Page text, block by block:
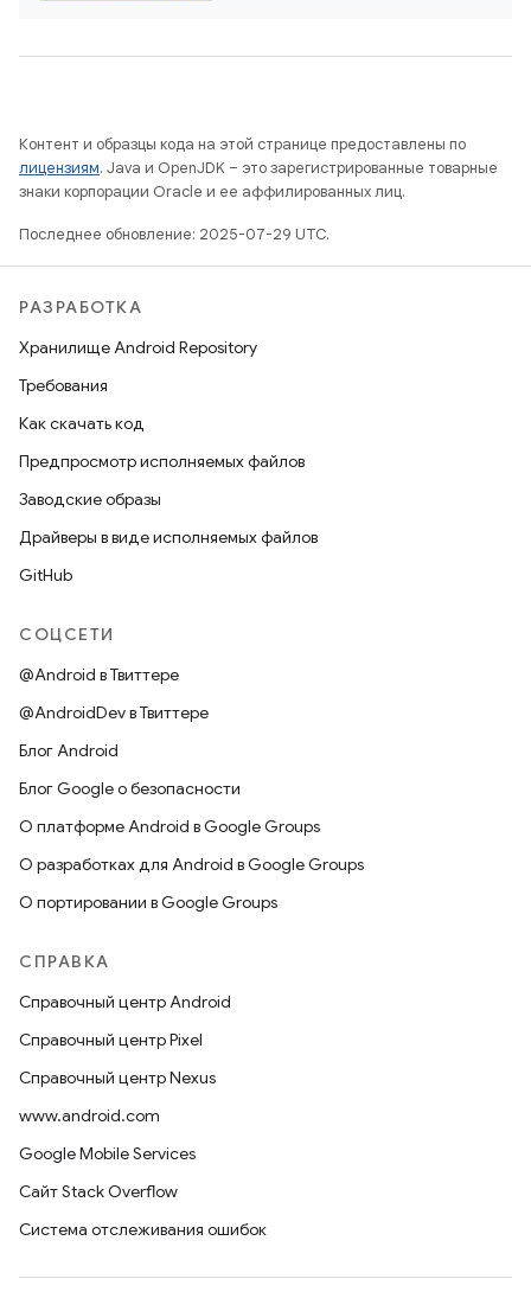
Контент и образцы кода на этой странице предоставлены по
лицензиям. Java и OpenJDK – это зарегистрированные товарные
знаки корпорации Oracle и ее аффилированных лиц.
Последнее обновление: 2025-07-29 UTC.
РАЗРАБОТКА
Хранилище Android Repository
Требования
Как скачать код
Предпросмотр исполняемых файлов
Заводские образы
Драйверы в виде исполняемых файлов
GitHub
СОЦСЕТИ
@Android в Твиттере
@AndroidDev в Твиттере
Блог Android
Блог Google о безопасности
О платформе Android в Google Groups
О разработках для Android в Google Groups
О портировании в Google Groups
СПРАВКА
Справочный центр Android
Справочный центр Pixel
Справочный центр Nexus
www.android.com
Google Mobile Services
Сайт Stack Overflow
Система отслеживания ошибок